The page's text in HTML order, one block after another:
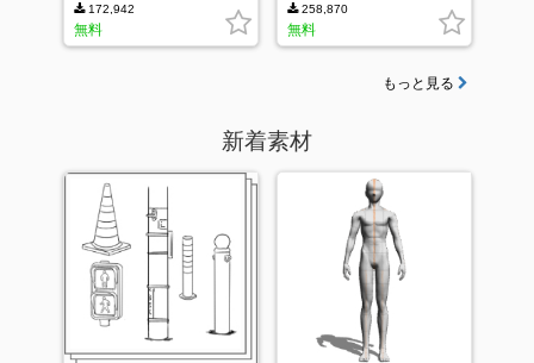
172,942
無料
258,870
無料
もっと見る
新着素材